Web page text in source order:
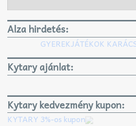
Alza hirdetés:
GYEREKJÁTÉKOK
Kytary ajánlat:
Kytary kedvezmény kupon:
KYTARY 3%-os kupon